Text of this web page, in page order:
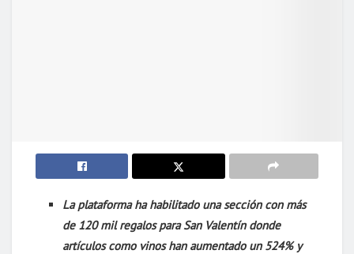
La plataforma ha habilitado una sección con más
de 120 mil regalos para San Valentín donde
artículos como vinos han aumentado un 524% y